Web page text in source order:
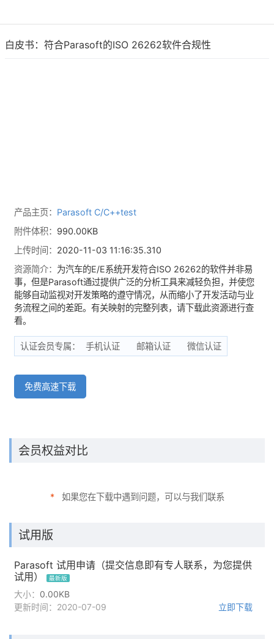
白皮书：符合Parasoft的ISO 26262软件合规性
产品主页： Parasoft C/C++test
附件体积： 990.00KB
上传时间： 2020-11-03 11:16:35.310
资源简介： 为汽车的E/E系统开发符合ISO 26262的软件并非易
事，但是Parasoft通过提供广泛的分析工具来减轻负担，并使您
能够自动监视对开发策略的遵守情况，从而缩小了开发活动与业
务流程之间的差距。有关映射的完整列表，请下载此资源进行查
看。
认证会员专属： 手机认证 邮箱认证 微信认证
免费高速下载
会员权益对比
* 如果您在下载中遇到问题，可以与我们联系
试用版
Parasoft 试用申请（提交信息即有专人联系，为您提供
试用）
最新版
大小： 0.00KB
更新时间：2020-07-09
立即下载